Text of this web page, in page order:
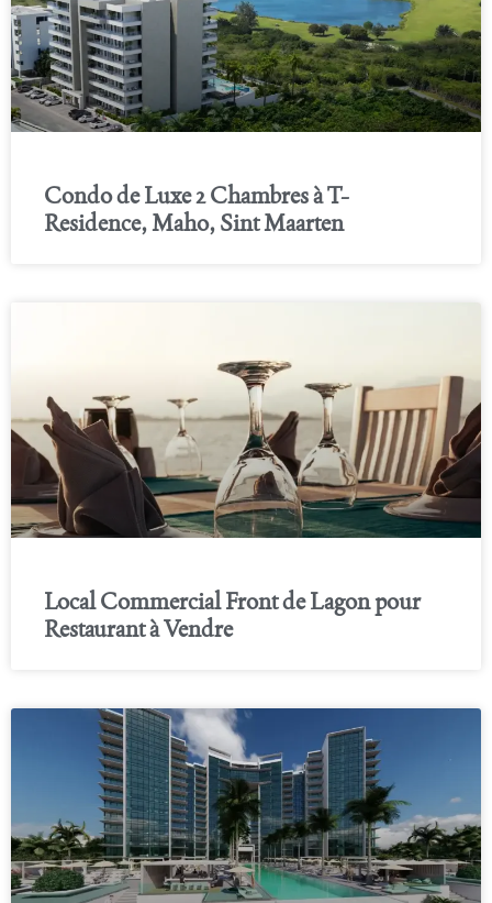
Condo de Luxe 2 Chambres à T-
Residence, Maho, Sint Maarten
Local Commercial Front de Lagon pour
Restaurant à Vendre